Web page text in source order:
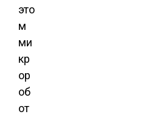
это
м
ми
кр
ор
об
от